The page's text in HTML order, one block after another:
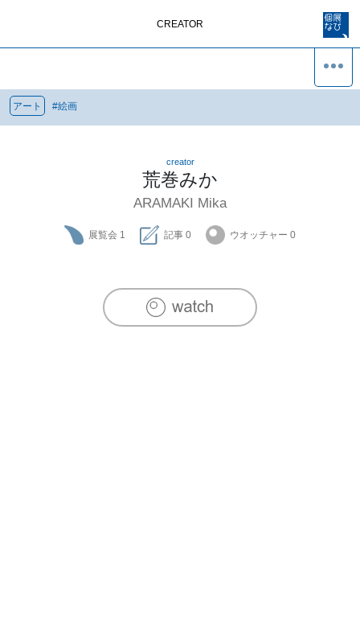
CREATOR
アート #絵画
creator
荒巻みか
ARAMAKI Mika
展覧会 1 記事 0 ウオッチャー 0